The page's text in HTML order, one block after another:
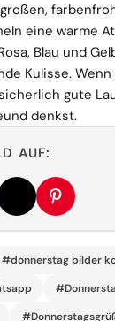
eine warme
Blau und
Kulisse.
gute
denkst.
AUF:
#donnerstag bilder